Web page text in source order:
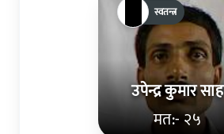
उपेन्द्र कुमार साह
मत:- २५
स्वतन्त्र